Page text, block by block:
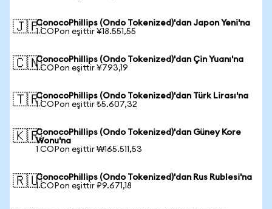
🇯🇵ConocoPhillips (Ondo Tokenized)'dan Japon Yeni'na
1 COPon eşittir ¥18.551,55
🇨🇳ConocoPhillips (Ondo Tokenized)'dan Çin Yuanı'na
1 COPon eşittir ¥793,19
🇹🇷ConocoPhillips (Ondo Tokenized)'dan Türk Lirası'na
1 COPon eşittir ₺5.607,32
🇰🇷ConocoPhillips (Ondo Tokenized)'dan Güney Kore
Wonu'na
1 COPon eşittir ₩165.511,53
🇷🇺ConocoPhillips (Ondo Tokenized)'dan Rus Rublesi'na
1 COPon eşittir ₽9.671,18